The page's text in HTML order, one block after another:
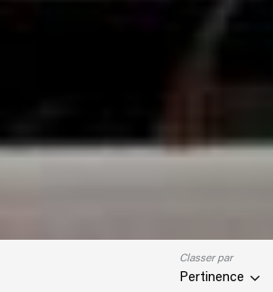
Classer par
Pertinence